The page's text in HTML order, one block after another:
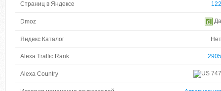
Страниц в Яндексе 122
Dmoz Да
Яндекс Каталог Нет
Alexa Traffic Rank 2905
Alexa Country 747